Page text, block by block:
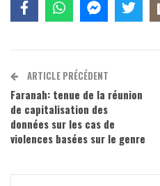
ARTICLE PRÉCÉDENT
Faranah: tenue de la réunion
de capitalisation des
données sur les cas de
violences basées sur le genre